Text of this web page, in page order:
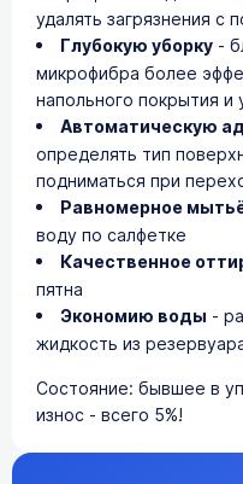
удалять загрязнения с
Глубокую уборку -
микрофибра более
напольного покрытия
Автоматическую
определять тип
подниматься при
Равномерное
воду по салфетке
Качественное
пятна
Экономию воды -
жидкость из
Состояние: бывшее в
износ - всего 5%!